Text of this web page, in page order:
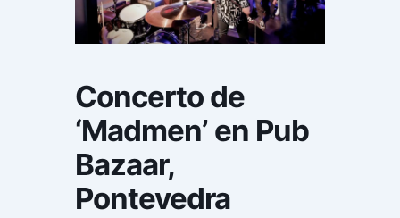
Concerto de
‘Madmen’ en Pub
Bazaar,
Pontevedra